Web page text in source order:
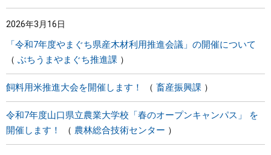
2026年3月16日
「令和7年度やまぐち県産木材利用推進会議」の開催について
ぶちうまやまぐち推進課
飼料用米推進大会を開催します！ 畜産振興課
令和7年度山口県立農業大学校「春のオープンキャンパス」 を
開催します！
農林総合技術センター